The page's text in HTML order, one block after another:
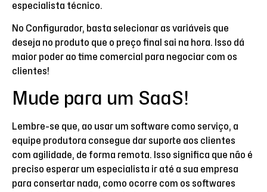
especialista técnico.
No Configurador, basta selecionar as variáveis que
deseja no produto que o preço final sai na hora. Isso dá
maior poder ao time comercial para negociar com os
clientes!
Mude para um SaaS!
Lembre-se que, ao usar um software como serviço, a
equipe produtora consegue dar suporte aos clientes
com agilidade, de forma remota. Isso significa que não é
preciso esperar um especialista ir até a sua empresa
para consertar nada, como ocorre com os softwares